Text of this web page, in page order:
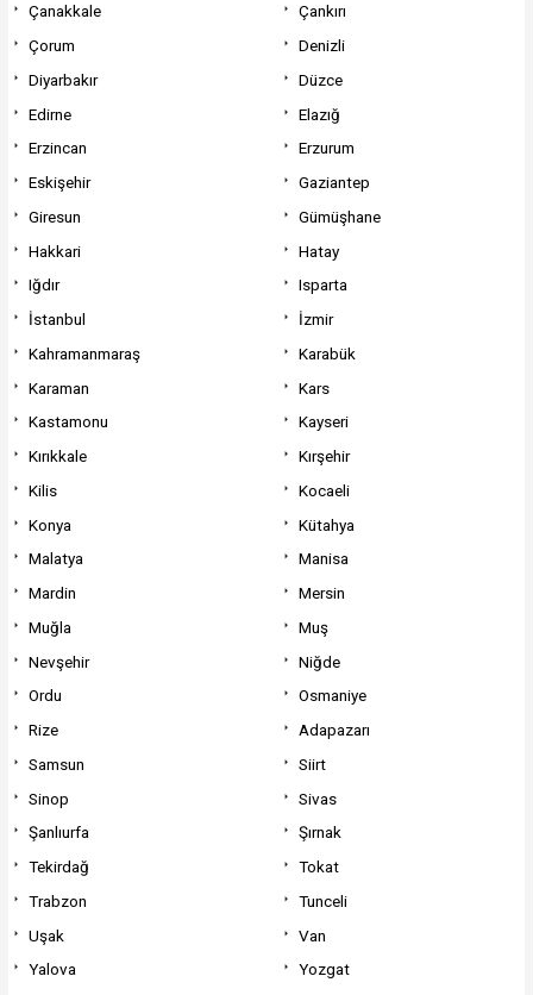
Çanakkale
Çankırı
Çorum
Denizli
Diyarbakır
Düzce
Edirne
Elazığ
Erzincan
Erzurum
Eskişehir
Gaziantep
Giresun
Gümüşhane
Hakkari
Hatay
Iğdır
Isparta
İstanbul
İzmir
Kahramanmaraş
Karabük
Karaman
Kars
Kastamonu
Kayseri
Kırıkkale
Kırşehir
Kilis
Kocaeli
Konya
Kütahya
Malatya
Manisa
Mardin
Mersin
Muğla
Muş
Nevşehir
Niğde
Ordu
Osmaniye
Rize
Adapazarı
Samsun
Siirt
Sinop
Sivas
Şanlıurfa
Şırnak
Tekirdağ
Tokat
Trabzon
Tunceli
Uşak
Van
Yalova
Yozgat